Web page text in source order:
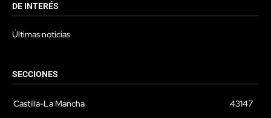
DE INTERÉS
Últimas noticias
SECCIONES
Castilla-La Mancha
43147